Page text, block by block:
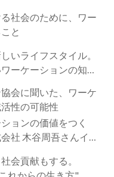
社会のために、ワー
と
いライフスタイル。
ーケーションの知ら
会に聞いた、ワーケ
性の可能性
ョンの価値をつく
社 木谷周吾さんイン
会貢献もする。